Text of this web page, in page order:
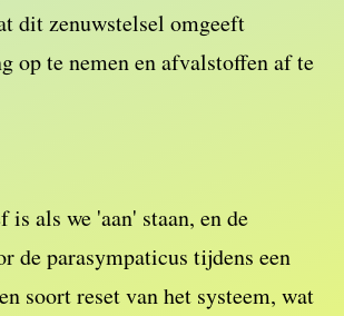
dit zenuwstelsel omgeeft
op te nemen en afvalstoffen af te
als we 'aan' staan, en de
de parasympaticus tijdens een
soort reset van het systeem, wat